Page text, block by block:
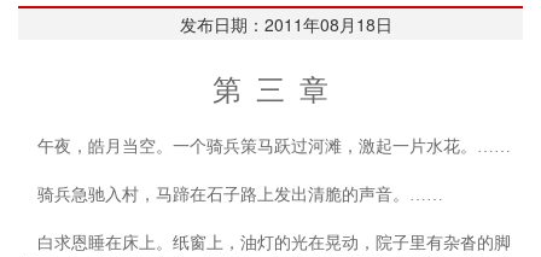
发布日期：2011年08月18日
第 三 章
午夜，皓月当空。一个骑兵策马跃过河滩，激起一片水花。……
骑兵急驰入村，马蹄在石子路上发出清脆的声音。……
白求恩睡在床上。纸窗上，油灯的光在晃动，院子里有杂沓的脚